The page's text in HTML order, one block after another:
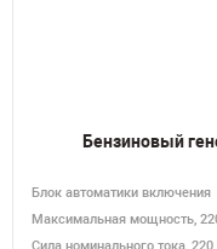
Бензиновый
Блок автоматики включения
Максимальная мощность,